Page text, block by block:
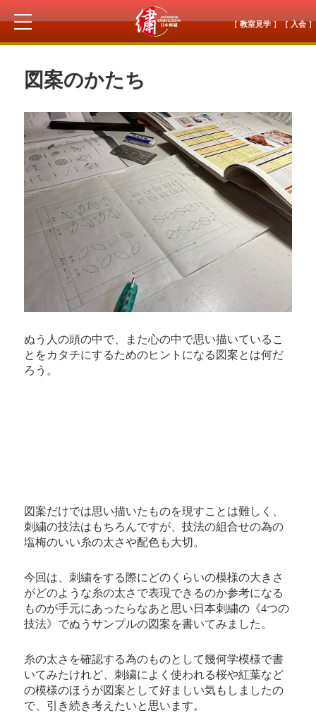
［ 教室見学 ］［ 入会 ］
図案のかたち
ぬう人の頭の中で、また心の中で思い描いているこ
とをカタチにするためのヒントになる図案とは何だ
ろう。
図案だけでは思い描いたものを現すことは難しく、
刺繍の技法はもちろんですが、技法の組合せの為の
塩梅のいい糸の太さや配色も大切。
今回は、刺繍をする際にどのくらいの模様の大きさ
がどのような糸の太さで表現できるのか参考になる
ものが手元にあったらなあと思い日本刺繍の《4つの
技法》でぬうサンプルの図案を書いてみました。
糸の太さを確認する為のものとして幾何学模様で書
いてみたけれど、刺繍によく使われる桜や紅葉など
の模様のほうが図案として好ましい気もしましたの
で、引き続き考えたいと思います。